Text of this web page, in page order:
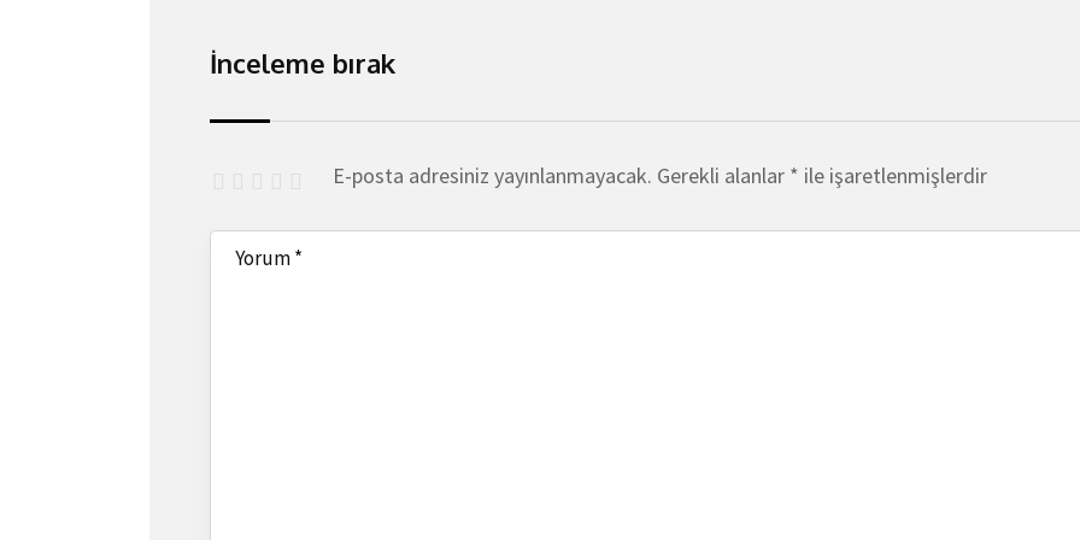
İnceleme bırak
E-posta adresiniz yayınlanmayacak. Gerekli alanlar * ile işaretlenmişlerdir